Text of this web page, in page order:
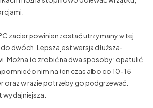
zacier powinien zostać utrzymany w tej
dwóch. Lepsza jest wersja dłuższa-
Można to zrobić na dwa sposoby: opatulić
o nim na ten czas albo co 10-15
oraz w razie potrzeby go podgrzewać.